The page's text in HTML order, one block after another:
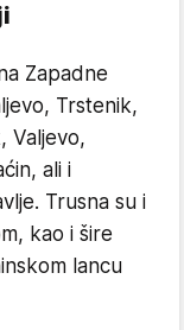
Zapadne
Trstenik,
Valjevo,
ali i
Trusna su i
kao i šire
lancu